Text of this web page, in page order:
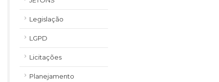
Legislação
LGPD
Licitações
Planejamento